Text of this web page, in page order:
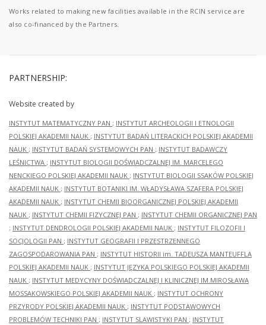
Works related to making new facilities available in the RCIN service are
also co-financed by the Partners.
PARTNERSHIP:
Website created by
INSTYTUT MATEMATYCZNY PAN ; INSTYTUT ARCHEOLOGII I ETNOLOGII
POLSKIEJ AKADEMII NAUK ; INSTYTUT BADAŃ LITERACKICH POLSKIEJ AKADEMII
NAUK ; INSTYTUT BADAŃ SYSTEMOWYCH PAN ; INSTYTUT BADAWCZY
LEŚNICTWA ; INSTYTUT BIOLOGII DOŚWIADCZALNEJ IM. MARCELEGO
NENCKIEGO POLSKIEJ AKADEMII NAUK ; INSTYTUT BIOLOGII SSAKÓW POLSKIEJ
AKADEMII NAUK ; INSTYTUT BOTANIKI IM. WŁADYSŁAWA SZAFERA POLSKIEJ
AKADEMII NAUK ; INSTYTUT CHEMII BIOORGANICZNEJ POLSKIEJ AKADEMII
NAUK ; INSTYTUT CHEMII FIZYCZNEJ PAN ; INSTYTUT CHEMII ORGANICZNEJ PAN
; INSTYTUT DENDROLOGII POLSKIEJ AKADEMII NAUK ; INSTYTUT FILOZOFII I
SOCJOLOGII PAN ; INSTYTUT GEOGRAFII I PRZESTRZENNEGO
ZAGOSPODAROWANIA PAN ; INSTYTUT HISTORII im. TADEUSZA MANTEUFFLA
POLSKIEJ AKADEMII NAUK ; INSTYTUT JĘZYKA POLSKIEGO POLSKIEJ AKADEMII
NAUK ; INSTYTUT MEDYCYNY DOŚWIADCZALNEJ I KLINICZNEJ IM.MIROSŁAWA
MOSSAKOWSKIEGO POLSKIEJ AKADEMII NAUK ; INSTYTUT OCHRONY
PRZYRODY POLSKIEJ AKADEMII NAUK ; INSTYTUT PODSTAWOWYCH
PROBLEMÓW TECHNIKI PAN ; INSTYTUT SLAWISTYKI PAN ; INSTYTUT